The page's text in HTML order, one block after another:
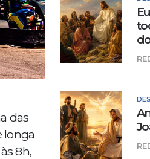
das
longa
8h,